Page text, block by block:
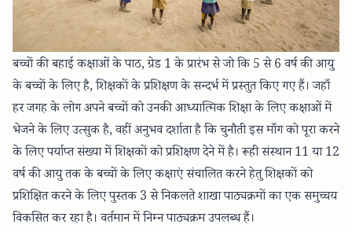
बच्चों की बहाई कक्षाओं के पाठ, ग्रेड 1 के प्रारंभ से जो कि 5 से 6 वर्ष की आयु
के बच्चों के लिए है, शिक्षकों के प्रशिक्षण के सन्दर्भ में प्रस्तुत किए गए हैं। जहाँ
हर जगह के लोग अपने बच्चों को उनकी आध्यात्मिक शिक्षा के लिए कक्षाओं में
भेजने के लिए उत्सुक है, वहीं अनुभव दर्शाता है कि चुनौती इस माँग को पूरा करने
के लिए पर्याप्त संख्या में शिक्षकों को प्रशिक्षण देने में है। रूही संस्थान 11 या 12
वर्ष की आयु तक के बच्चों के लिए कक्षाएं संचालित करने हेतु शिक्षकों को
प्रशिक्षित करने के लिएपुस्तक 3से निकलते शाखा पाठ्यक्रमों का एक समुच्चय
विकसित कर रहा है। वर्तमान में निम्न पाठ्यक्रम उपलब्ध हैं।